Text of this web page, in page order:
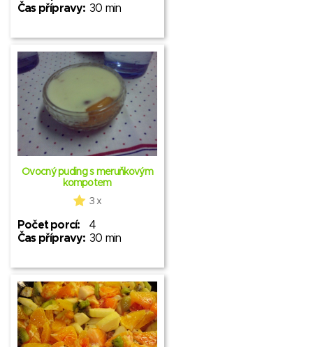
Čas přípravy: 30 min
Ovocný puding s meruňkovým
kompotem
3 x
Počet porcí:
4
Čas přípravy: 30 min